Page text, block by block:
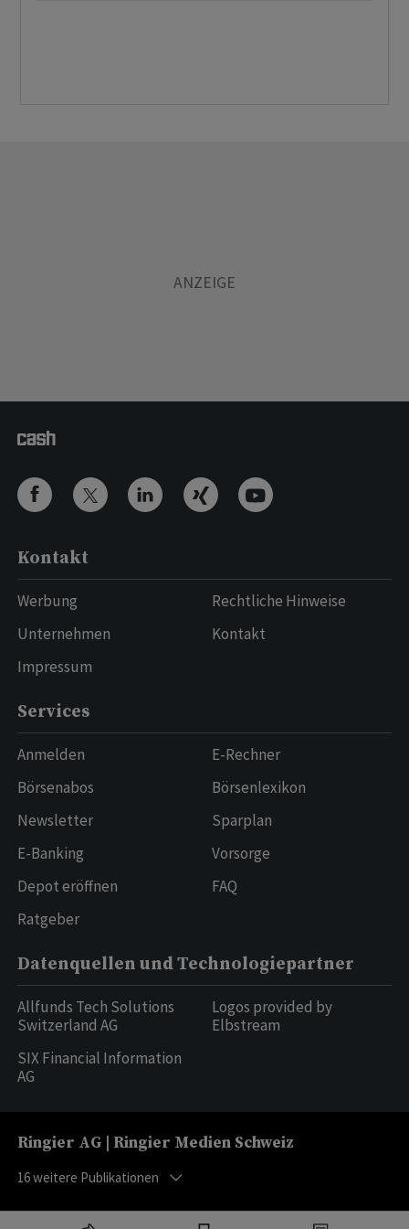
Kontakt
Werbung
Unternehmen
Impressum
Rechtliche Hinweise
Kontakt
Services
Anmelden
Börsenabos
Newsletter
E-Banking
Depot eröffnen
Ratgeber
E-Rechner
Börsenlexikon
Sparplan
Vorsorge
FAQ
Datenquellen und Technologiepartner
Allfunds Tech Solutions
Switzerland AG
SIX Financial Information
AG
Logos provided by
Elbstream
Ringier AG | Ringier Medien Schweiz
16weitere Publikationen